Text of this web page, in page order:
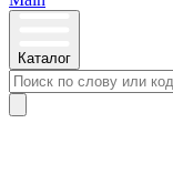
Каталог